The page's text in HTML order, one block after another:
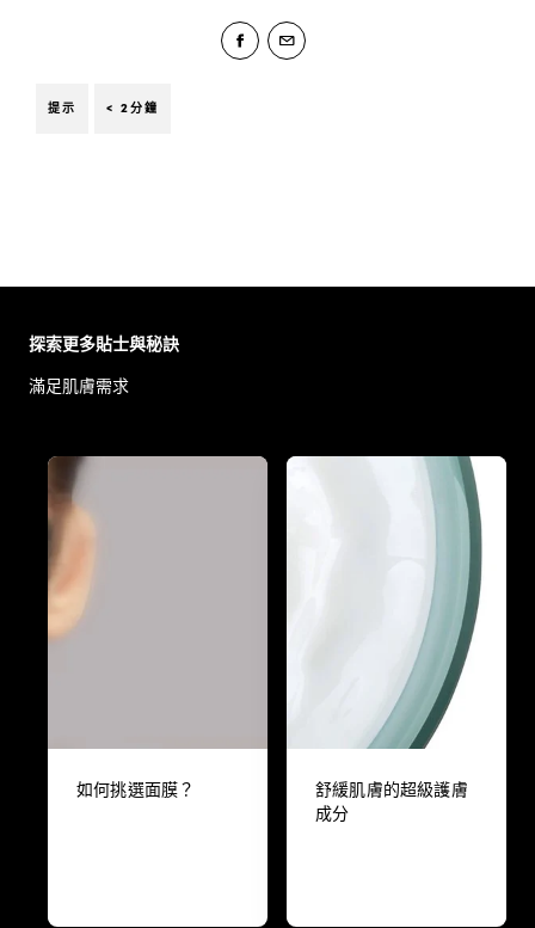
提示 < 2分鐘
探索更多貼士與秘訣
滿足肌膚需求
如何挑選面膜？
舒緩肌膚的超級護膚
成分